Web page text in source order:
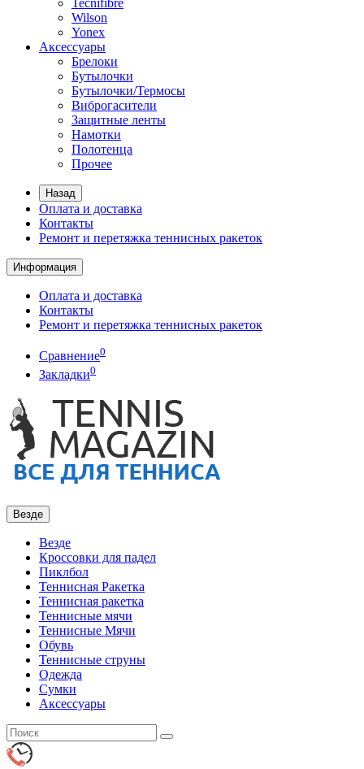
Tecnifibre
Wilson
Yonex
Аксессуары
Брелоки
Бутылочки
Бутылочки/Термосы
Виброгасители
Защитные ленты
Намотки
Полотенца
Прочее
Назад
Оплата и доставка
Контакты
Ремонт и перетяжка теннисных ракеток
Информация
Оплата и доставка
Контакты
Ремонт и перетяжка теннисных ракеток
Сравнение0
Закладки0
Везде
Везде
Кроссовки для падел
Пиклбол
Теннисная Ракетка
Теннисная ракетка
Теннисные мячи
Теннисные Мячи
Обувь
Теннисные струны
Одежда
Сумки
Аксессуары